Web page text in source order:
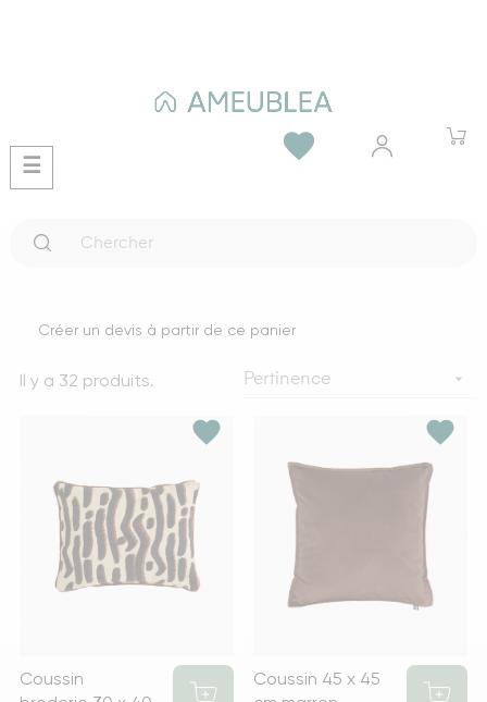
Basculer
la
☰
favorite
Créer un devis à partir de ce panier
Il y a 32 produits. Pertinence 
favorite
Coussin
favorite
Coussin 45 x 45